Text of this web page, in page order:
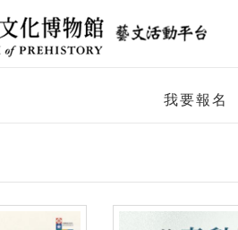
我要報名